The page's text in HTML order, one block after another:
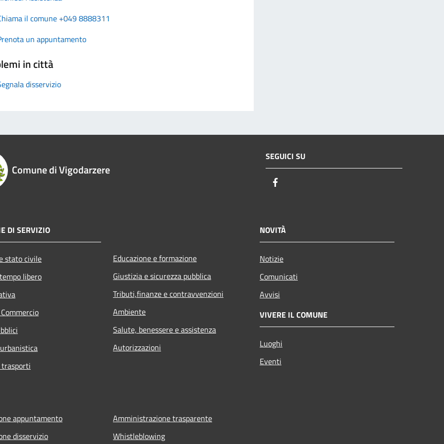
il comune +049 8888311
un appuntamento
in città
disservizio
Comune di Vigodarzere
SEGUICI SU
DI SERVIZIO
stato civile
libero
Educazione e formazione
Giustizia e sicurezza pubblica
Tributi,finanze e contravvenzioni
Ambiente
Salute, benessere e assistenza
Autorizzazioni
NOVITÀ
Notizie
Comunicati
Avvisi
VIVERE IL COMUNE
Luoghi
Eventi
appuntamento
disservizio
Amministrazione trasparente
Whistleblowing